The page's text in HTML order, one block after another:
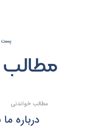
پست
مطالب
مطالب خواندنی
درباره